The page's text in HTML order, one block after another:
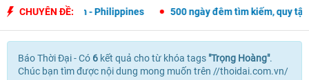
CHUYÊN ĐỀ:
giao Việt Nam - Philippines 500 ngày đêm tìm kiếm, quy tập
Báo Thời Đại - Có 6 kết quả chotừ khóa tags "Trọng Hoàng".
Chúc bạn tìm được nội dung mong muốn trên //thoidai.com.vn/